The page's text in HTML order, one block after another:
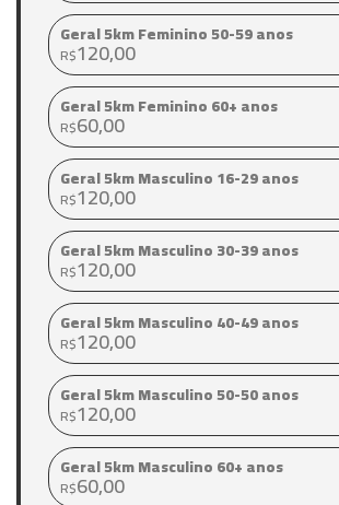
Geral 5km Feminino 50-59 anos
R$120,00
Geral 5km Feminino 60+ anos
R$60,00
Geral 5km Masculino 16-29 anos
R$120,00
Geral 5km Masculino 30-39 anos
R$120,00
Geral 5km Masculino 40-49 anos
R$120,00
Geral 5km Masculino 50-50 anos
R$120,00
Geral 5km Masculino 60+ anos
R$60,00